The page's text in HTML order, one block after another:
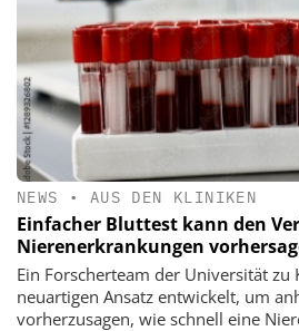
NEWS • AUS DEN KLINIKEN
Einfacher Bluttest kann den
Nierenerkrankungen
Ein Forscherteam der Universität zu
neuartigen Ansatz entwickelt, um
vorherzusagen, wie schnell eine